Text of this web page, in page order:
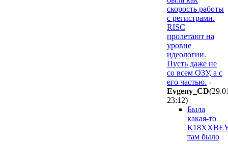
скорость работы
с регистрами.
RISC
пролетают на
уровне
идеологии.
Пусть даже не
со всем ОЗУ, а с
его частью. -
Evgeny_CD
23:12)
Была
какая-то
там было